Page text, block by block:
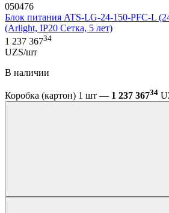
050476
Блок питания ATS-LG-24-150-PFC-L
(Arlight, IP20 Сетка, 5 лет)
1 237 36734
UZS/шт
В наличии
Коробка (картон) 1 шт — 1 237 36734